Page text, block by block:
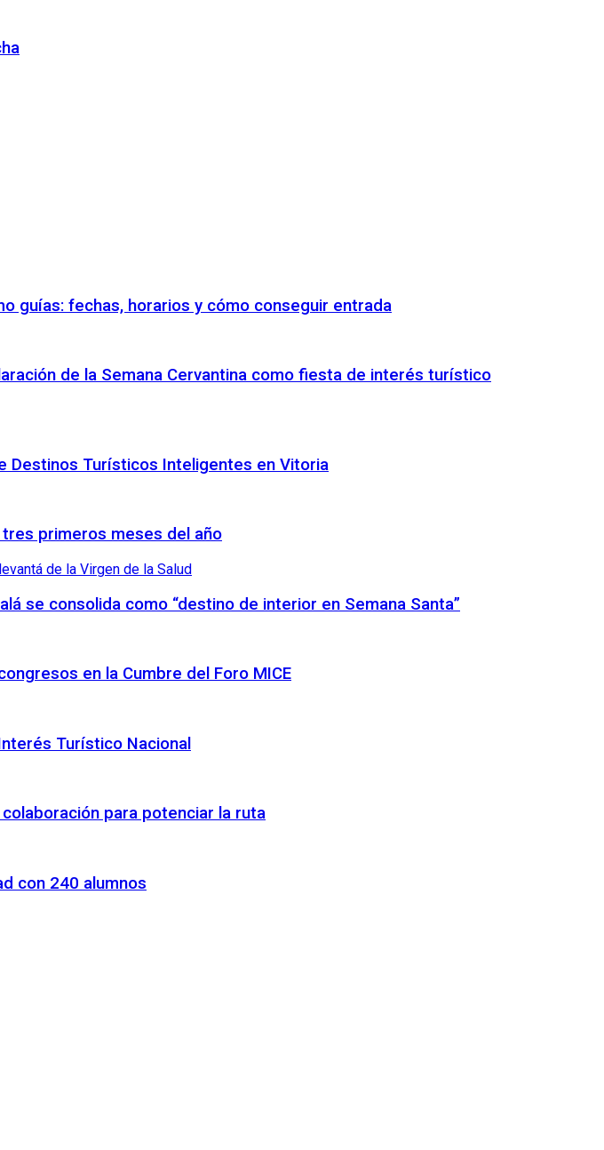
guías: fechas, horarios y cómo conseguir entrada
de la Semana Cervantina como fiesta de interés turístico
Destinos Turísticos Inteligentes en Vitoria
primeros meses del año
se consolida como “destino de interior en Semana Santa”
en la Cumbre del Foro MICE
Turístico Nacional
para potenciar la ruta
con 240 alumnos